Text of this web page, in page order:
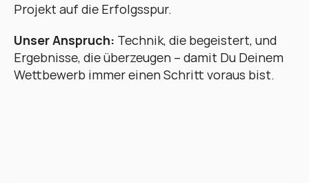
Projekt auf die Erfolgsspur.
Unser Anspruch: Technik, die begeistert, und
Ergebnisse, die überzeugen – damit Du Deinem
Wettbewerb immer einen Schritt voraus bist.